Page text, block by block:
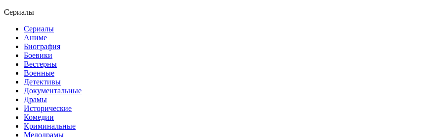
Сериалы
Сериалы
Аниме
Биография
Боевики
Вестерны
Военные
Детективы
Документальные
Драмы
Исторические
Комедии
Криминальные
Мелодрамы